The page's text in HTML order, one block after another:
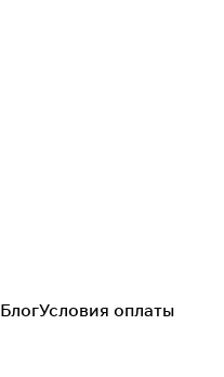
БлогУсловия оплаты